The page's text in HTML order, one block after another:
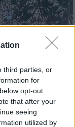
third parties, or
for
opt-out
that after your
seeing
utilized by
τροχαίο με